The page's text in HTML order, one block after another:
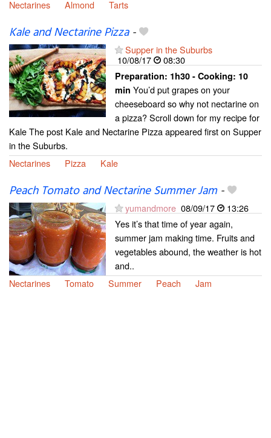
Nectarines
Almond Tarts
Kale and Nectarine Pizza-
Supper in the Suburbs
10/08/17
08:30
Preparation: 1h30 - Cooking: 10
min You’d put grapes on your
cheeseboard so why not nectarine on
a pizza? Scroll down for my recipe for
Kale The post Kale and Nectarine Pizza appeared first on Supper
in the Suburbs.
Nectarines
Pizza Kale
Peach Tomato and Nectarine Summer Jam-
yumandmore 08/09/17
13:26
Yes it’s that time of year again,
summer jam making time. Fruits and
vegetables abound, the weather is hot
and..
Nectarines
Tomato Summer Peach Jam